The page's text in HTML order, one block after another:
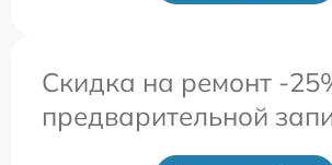
Скидка на ремонт -
предварительной